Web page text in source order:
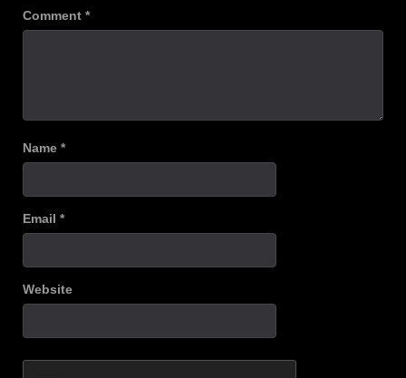
Comment *
Name *
Email *
Website